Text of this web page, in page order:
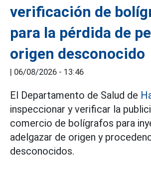
verificación de
para la pérdida de
origen desconocido
| 06/08/2026 - 13:46
El Departamento de Salud de
inspeccionar y verificar la
comercio de bolígrafos para
adelgazar de origen y
desconocidos.